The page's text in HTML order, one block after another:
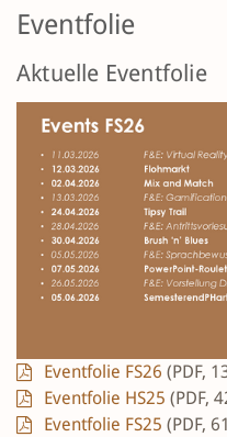
Eventfolie
Aktuelle Eventfolie
Eventfolie FS26 (PDF,
Eventfolie HS25 (PDF,
Eventfolie FS25 (PDF,